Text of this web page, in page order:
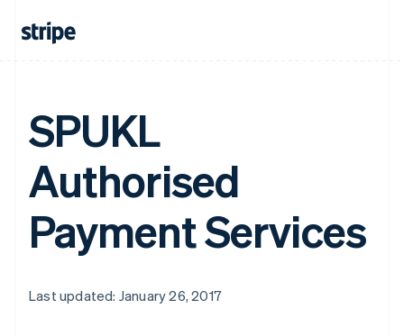
SPUKL
Authorised
Payment Services
Last updated: January 26, 2017